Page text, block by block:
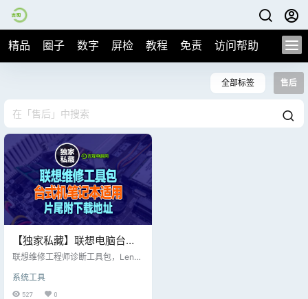
精品 圈子 数字 屏检 教程 免责 访问帮助
全部标签 售后
【独家私藏】联想电脑台式
机、笔记本检测工具包，专
具，片尾附下载地址！
联想维修工程师诊断工具包，Lenov
4.45.0 Lenovo Diagnostics Windo
ws工程师版本 4.45.0，去售后测机
系统工具
527 0